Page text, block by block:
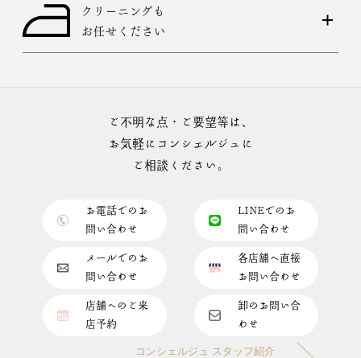
クリーニングも
お任せください
ご不明な点・ご要望等は、
お気軽にコンシェルジュに
ご相談ください。
お電話でのお
問い合わせ
LINEでのお
問い合わせ
メールでのお
問い合わせ
各店舗へ直接
お問い合わせ
店舗へのご来
店予約
卸のお問い合
わせ
コンシェルジュ スタッフ紹介